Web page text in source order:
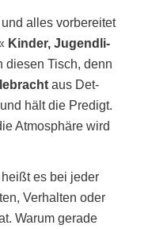
alles vor­be­rei­tet
Kin­der, Jugend­li­
die­sen Tisch, denn
aus Det­
hält die Pre­digt.
Atmo­sphä­re wird
es bei jeder
Ver­hal­ten oder
War­um gera­de